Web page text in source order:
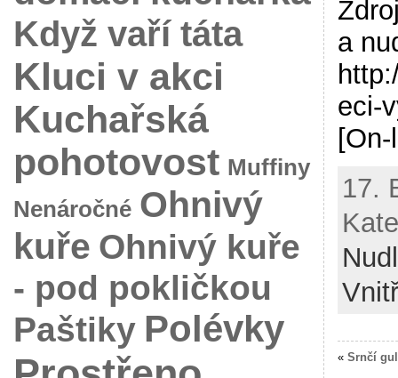
Když vaří táta
Kluci v akci
Kuchařská
pohotovost Muffiny
Nenáročné Ohnivý
kuře Ohnivý kuře
- pod pokličkou
Paštiky Polévky
a
eci-
17.
« Srnčí